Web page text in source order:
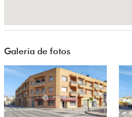
Galería de fotos